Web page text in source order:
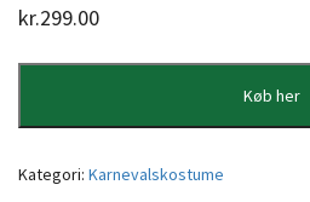
kr.299.00
Køb her
Kategori: Karnevalskostume